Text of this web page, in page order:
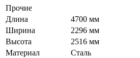
Прочие
Длина
4700 мм
Ширина
2296 мм
Высота
2516 мм
Материал
Сталь